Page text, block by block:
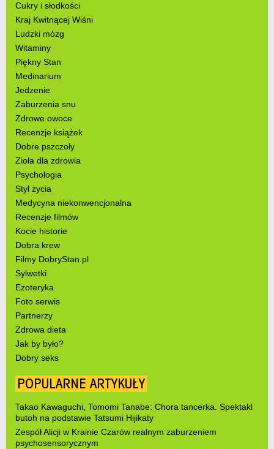
Cukry i słodkości
Kraj Kwitnącej Wiśni
Ludzki mózg
Witaminy
Piękny Stan
Medinarium
Jedzenie
Zaburzenia snu
Zdrowe owoce
Recenzje książek
Dobre pszczoły
Zioła dla zdrowia
Psychologia
Styl życia
Medycyna niekonwencjonalna
Recenzje filmów
Kocie historie
Dobra krew
Filmy DobryStan.pl
Sylwetki
Ezoteryka
Foto serwis
Partnerzy
Zdrowa dieta
Jak by było?
Dobry seks
POPULARNE ARTYKUŁY
Takao Kawaguchi, Tomomi Tanabe: Chora tancerka. Spektakl
butoh na podstawie Tatsumi Hijikaty
Zespół Alicji w Krainie Czarów realnym zaburzeniem
psychosensorycznym